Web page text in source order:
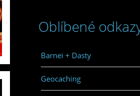
Oblíbené
Barnei + Dasty
Geocaching